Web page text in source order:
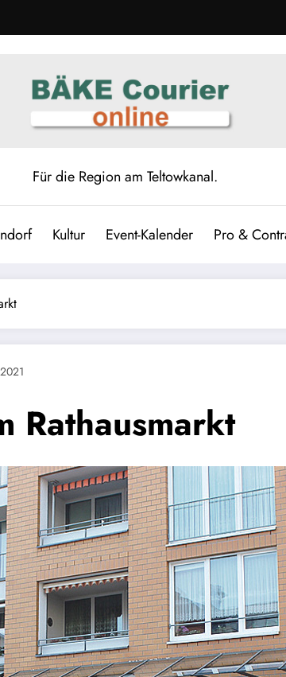
Für die Region am Teltowkanal.
Kultur Event-Kalender Pro &
Rathausmarkt